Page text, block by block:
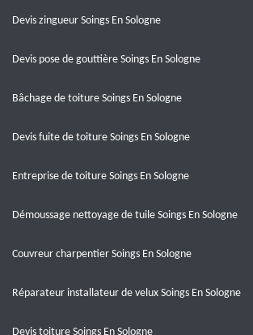
Devis zingueur Soings En Sologne
Devis pose de gouttière Soings En Sologne
Bâchage de toiture Soings En Sologne
Devis fuite de toiture Soings En Sologne
Entreprise de toiture Soings En Sologne
Démoussage nettoyage de tuile Soings En Sologne
Couvreur charpentier Soings En Sologne
Réparateur installateur de velux Soings En Sologne
Devis toiture Soings En Sologne